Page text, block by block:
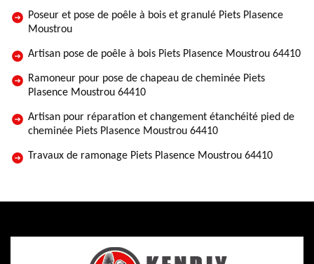
Poseur et pose de poêle à bois et granulé Piets Plasence
Moustrou
Artisan pose de poêle à bois Piets Plasence Moustrou 64410
Ramoneur pour pose de chapeau de cheminée Piets
Plasence Moustrou 64410
Artisan pour réparation et changement étanchéité pied de
cheminée Piets Plasence Moustrou 64410
Travaux de ramonage Piets Plasence Moustrou 64410